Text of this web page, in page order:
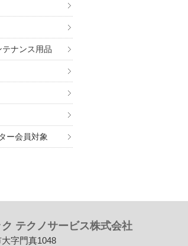
テナンス用品
ー会員対象
テクノサービス株式会社
字門真1048